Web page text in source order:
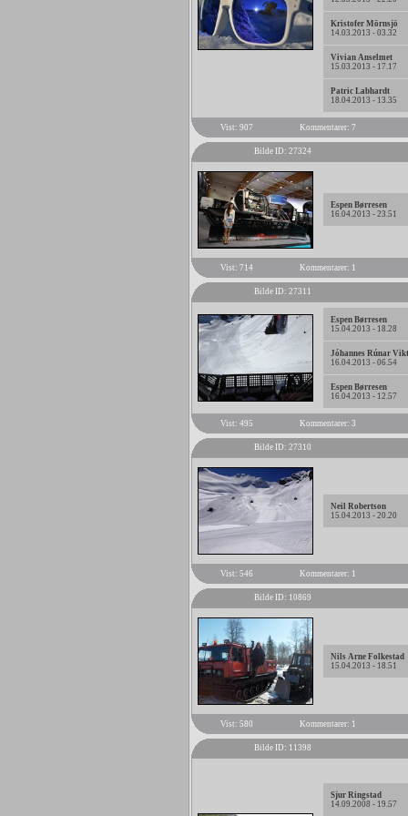
Kristofer Mörnsjö
14.03.2013 - 03.32
Vivian Anselmet
15.03.2013 - 17.17
Patric Labhardt
18.04.2013 - 13.35
Vist: 907 Kommentarer: 7
Bilde ID: 27324
Espen Børresen
16.04.2013 - 23.51
Vist: 714 Kommentarer: 1
Bilde ID: 27311
Espen Børresen
15.04.2013 - 18.28
Jóhannes Rúnar
16.04.2013 - 06.54
Espen Børresen
16.04.2013 - 12.57
Vist: 495 Kommentarer: 3
Bilde ID: 27310
Neil Robertson
15.04.2013 - 20.20
Vist: 546 Kommentarer: 1
Bilde ID: 10869
Nils Arne Folkestad
15.04.2013 - 18.51
Vist: 580 Kommentarer: 1
Bilde ID: 11398
Sjur Ringstad
14.09.2008 - 19.57